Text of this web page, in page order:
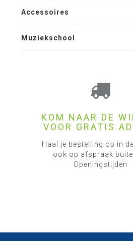
Accessoires
Muziekschool
KOM NAAR DE
VOOR GRATIS
Haal je bestelling op in
ook op afspraak
Openingstijden